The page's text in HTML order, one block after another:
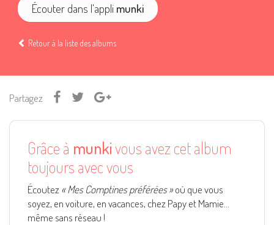
Écouter dans l'appli munki
Retour à la liste des albums
Partagez
Grâce à munkivous avez cet album
toujours avec vous
Écoutez « Mes Comptines préférées »où que vous
soyez, en voiture, en vacances, chez Papy et Mamie...
même sans réseau !